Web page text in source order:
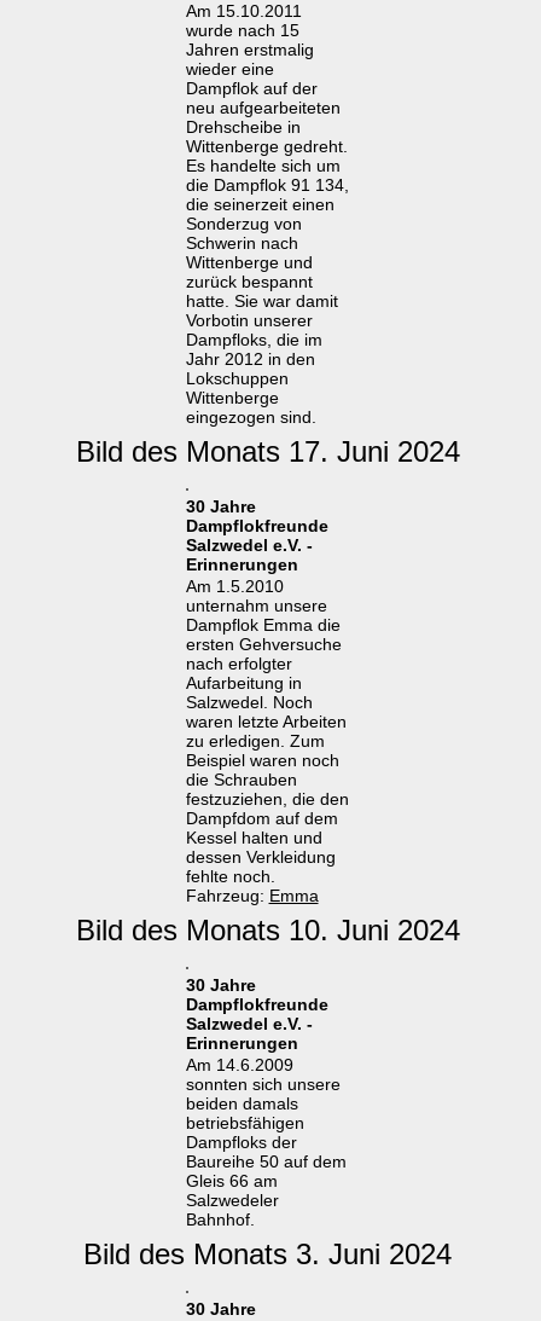
Am 15.10.2011
wurde nach 15
Jahren erstmalig
wieder eine
Dampflok auf der
neu aufgearbeiteten
Drehscheibe in
Wittenberge gedreht.
Es handelte sich um
die Dampflok 91 134,
die seinerzeit einen
Sonderzug von
Schwerin nach
Wittenberge und
zurück bespannt
hatte. Sie war damit
Vorbotin unserer
Dampfloks, die im
Jahr 2012 in den
Lokschuppen
Wittenberge
eingezogen sind.
Bild des Monats 17. Juni 2024
30 Jahre
Dampflokfreunde
Salzwedel e.V. -
Erinnerungen
Am 1.5.2010
unternahm unsere
Dampflok Emma die
ersten Gehversuche
nach erfolgter
Aufarbeitung in
Salzwedel. Noch
waren letzte Arbeiten
zu erledigen. Zum
Beispiel waren noch
die Schrauben
festzuziehen, die den
Dampfdom auf dem
Kessel halten und
dessen Verkleidung
fehlte noch.
Fahrzeug: Emma
Bild des Monats 10. Juni 2024
30 Jahre
Dampflokfreunde
Salzwedel e.V. -
Erinnerungen
Am 14.6.2009
sonnten sich unsere
beiden damals
betriebsfähigen
Dampfloks der
Baureihe 50 auf dem
Gleis 66 am
Salzwedeler
Bahnhof.
Bild des Monats 3. Juni 2024
30 Jahre